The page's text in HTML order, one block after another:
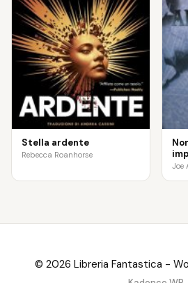
Stella ardente
Rebecca Roanhorse
Joe
© 2026 Libreria Fantastica -